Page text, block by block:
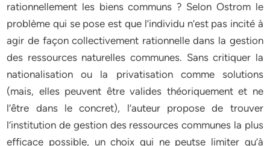
rationnellement les biens communs ? Selon Ostrom le
problème qui se pose est que l’individu n’est pas incité à
agir de façon collectivement rationnelle dans la gestion
des ressources naturelles communes. Sans critiquer la
nationalisation ou la privatisation comme solutions
(mais, elles peuvent être valides théoriquement et ne
l’être dans le concret), l’auteur propose de trouver
l’institution de gestion des ressources communes la plus
efficace possible, un choix qui ne peutse limiter qu’à